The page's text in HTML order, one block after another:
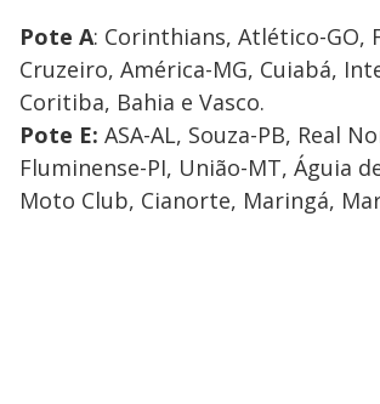
Pote A: Corinthians, Atlético-GO,
Cruzeiro, América-MG, Cuiabá,
Coritiba, Bahia e Vasco.
Pote E: ASA-AL, Souza-PB, Real
Fluminense-PI, União-MT, Águia
Moto Club, Cianorte, Maringá,